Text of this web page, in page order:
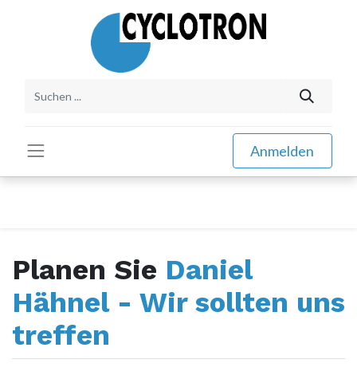
Anmelden
Planen Sie Daniel
Hähnel - Wir sollten uns
treffen